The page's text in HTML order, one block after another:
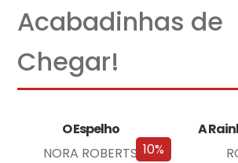
Acabadinhas de
Chegar!
10%
O Espelho
NORA ROBERTS
A